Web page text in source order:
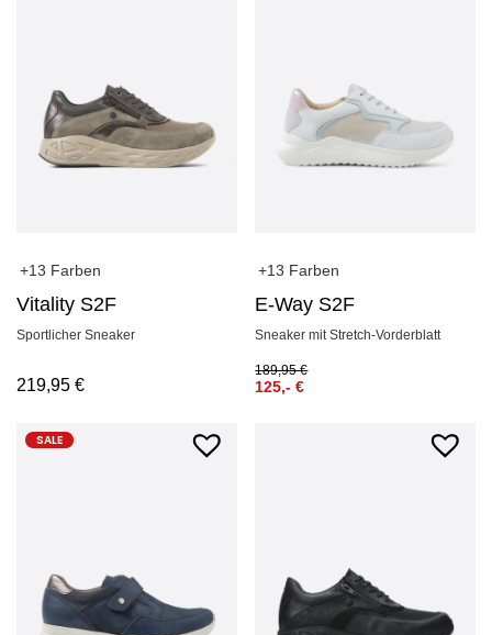
+13 Farben
Vitality S2F
Sportlicher Sneaker
219,95 €
+13 Farben
E-Way S2F
Sneaker mit Stretch-Vorderblatt
189,95€
125,-€
SALE